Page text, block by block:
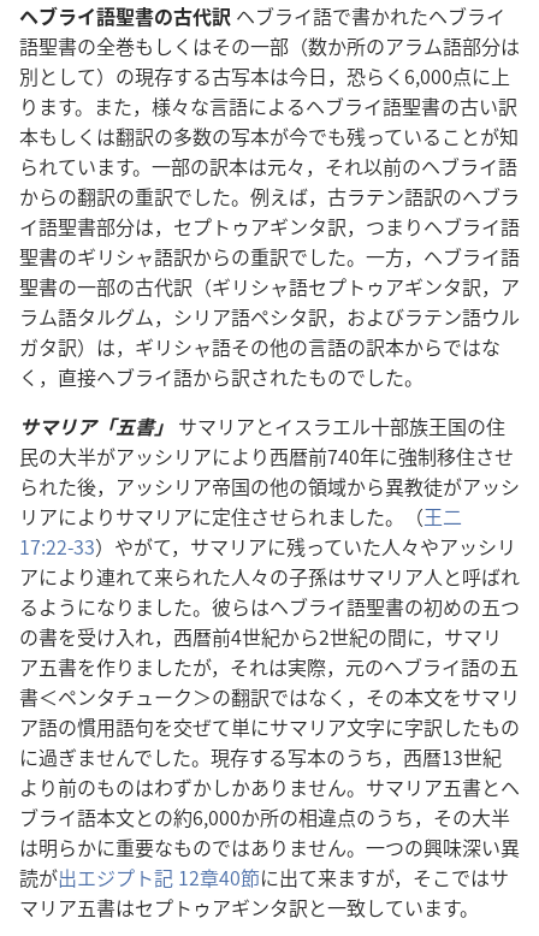
ヘブライ語聖書の古代訳 ヘブライ語で書かれたヘブライ
語聖書の全巻もしくはその一部（数か所のアラム語部分は
別として）の現存する古写本は今日，恐らく6,000点に上
ります。また，様々な言語によるヘブライ語聖書の古い訳
本もしくは翻訳の多数の写本が今でも残っていることが知
られています。一部の訳本は元々，それ以前のヘブライ語
からの翻訳の重訳でした。例えば，古ラテン語訳のヘブラ
イ語聖書部分は，セプトゥアギンタ訳，つまりヘブライ語
聖書のギリシャ語訳からの重訳でした。一方，ヘブライ語
聖書の一部の古代訳（ギリシャ語セプトゥアギンタ訳，ア
ラム語タルグム，シリア語ペシタ訳，およびラテン語ウル
ガタ訳）は，ギリシャ語その他の言語の訳本からではな
く，直接ヘブライ語から訳されたものでした。
サマリア「五書」 サマリアとイスラエル十部族王国の住
民の大半がアッシリアにより西暦前740年に強制移住させ
られた後，アッシリア帝国の他の領域から異教徒がアッシ
リアによりサマリアに定住させられました。（王二
17:22-33）やがて，サマリアに残っていた人々やアッシリ
アにより連れて来られた人々の子孫はサマリア人と呼ばれ
るようになりました。彼らはヘブライ語聖書の初めの五つ
の書を受け入れ，西暦前4世紀から2世紀の間に，サマリ
ア五書を作りましたが，それは実際，元のヘブライ語の五
書＜ペンタチューク＞の翻訳ではなく，その本文をサマリ
ア語の慣用語句を交ぜて単にサマリア文字に字訳したもの
に過ぎませんでした。現存する写本のうち，西暦13世紀
より前のものはわずかしかありません。サマリア五書とヘ
ブライ語本文との約6,000か所の相違点のうち，その大半
は明らかに重要なものではありません。一つの興味深い異
読が出エジプト記 12章40節に出て来ますが，そこではサ
マリア五書はセプトゥアギンタ訳と一致しています。